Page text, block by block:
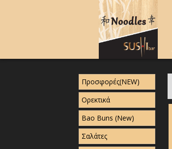
Προσφορές(NEW)
Ορεκτικά
Bao Buns (New)
Σαλάτες